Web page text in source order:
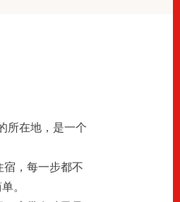
所在地，是一个
，每一步都不
。